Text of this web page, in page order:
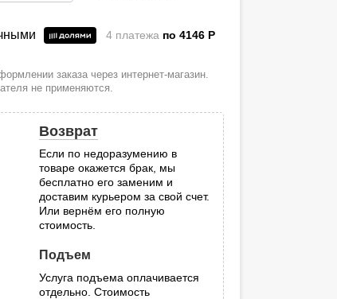
4 платежа по 4146 P
заказа через интернет-магазин.
не применяются.
Возврат
Если по недоразумению в
товаре окажется брак, мы
бесплатно его заменим и
доставим курьером за свой счет.
Или вернём его полную
стоимость.
Подъем
Услуга подъема оплачивается
отдельно. Стоимость